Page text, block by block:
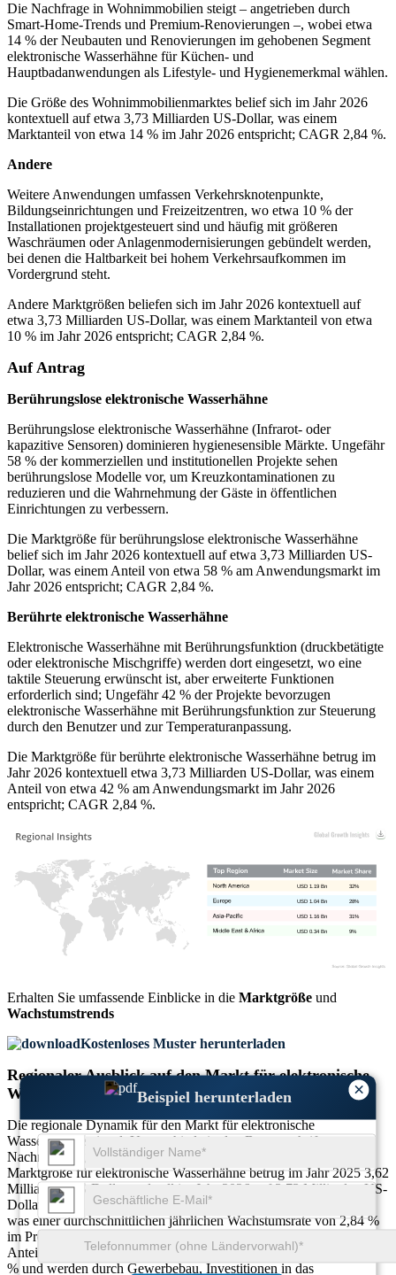
×
Beispiel herunterladen
Die Nachfrage in Wohnimmobilien steigt – angetrieben durch
Smart-Home-Trends und Premium-Renovierungen –, wobei etwa
14 % der Neubauten und Renovierungen im gehobenen Segment
elektronische Wasserhähne für Küchen- und
Hauptbadanwendungen als Lifestyle- und Hygienemerkmal wählen.
Die Größe des Wohnimmobilienmarktes belief sich im Jahr 2026
kontextuell auf etwa 3,73 Milliarden US-Dollar, was einem
Marktanteil von etwa 14 % im Jahr 2026 entspricht; CAGR 2,84 %.
Andere
Weitere Anwendungen umfassen Verkehrsknotenpunkte,
Bildungseinrichtungen und Freizeitzentren, wo etwa 10 % der
Installationen projektgesteuert sind und häufig mit größeren
Waschräumen oder Anlagenmodernisierungen gebündelt werden,
bei denen die Haltbarkeit bei hohem Verkehrsaufkommen im
Vordergrund steht.
Andere Marktgrößen beliefen sich im Jahr 2026 kontextuell auf
etwa 3,73 Milliarden US-Dollar, was einem Marktanteil von etwa
10 % im Jahr 2026 entspricht; CAGR 2,84 %.
Auf Antrag
Berührungslose elektronische Wasserhähne
Berührungslose elektronische Wasserhähne (Infrarot- oder
kapazitive Sensoren) dominieren hygienesensible Märkte. Ungefähr
58 % der kommerziellen und institutionellen Projekte sehen
berührungslose Modelle vor, um Kreuzkontaminationen zu
reduzieren und die Wahrnehmung der Gäste in öffentlichen
Einrichtungen zu verbessern.
Die Marktgröße für berührungslose elektronische Wasserhähne
belief sich im Jahr 2026 kontextuell auf etwa 3,73 Milliarden US-
Dollar, was einem Anteil von etwa 58 % am Anwendungsmarkt im
Jahr 2026 entspricht; CAGR 2,84 %.
Berührte elektronische Wasserhähne
Elektronische Wasserhähne mit Berührungsfunktion (druckbetätigte
oder elektronische Mischgriffe) werden dort eingesetzt, wo eine
taktile Steuerung erwünscht ist, aber erweiterte Funktionen
erforderlich sind; Ungefähr 42 % der Projekte bevorzugen
elektronische Wasserhähne mit Berührungsfunktion zur Steuerung
durch den Benutzer und zur Temperaturanpassung.
Die Marktgröße für berührte elektronische Wasserhähne betrug im
Jahr 2026 kontextuell etwa 3,73 Milliarden US-Dollar, was einem
Anteil von etwa 42 % am Anwendungsmarkt im Jahr 2026
entspricht; CAGR 2,84 %.
9%
USD 0.34 Bn
31%
USD 1.16 Bn
28%
USD 1.04 Bn
32%
USD 1.19 Bn
Erhalten Sie umfassende Einblicke in die Marktgröße und
Wachstumstrends
Kostenloses Muster herunterladen
Regionaler Ausblick auf den Markt für elektronische
Wasserhähne
Die regionale Dynamik für den Markt für elektronische
Wasserhähne spiegelt Unterschiede in den Bauvorschriften,
Nachrüstbudgets und Hygieneprioritäten wider. Die globale
Marktgröße für elektronische Wasserhähne betrug im Jahr 2025 3,62
Milliarden US-Dollar und soll im Jahr 2026 auf 3,73 Milliarden US-
Dollar und im Jahr 2027 auf 3,83 Milliarden US-Dollar ansteigen,
was einer durchschnittlichen jährlichen Wachstumsrate von 2,84 %
im Prognosezeitraum (2026–2035) entspricht. Die regionalen
Anteile betragen in den unten aufgeführten Regionen insgesamt 100
% und werden durch Gewerbebau, Investitionen in das